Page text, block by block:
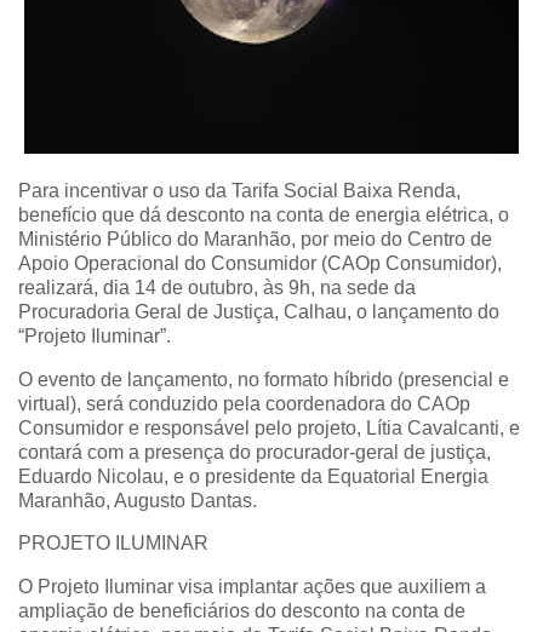
Para incentivar o uso da Tarifa Social Baixa Renda,
benefício que dá desconto na conta de energia elétrica, o
Ministério Público do Maranhão, por meio do Centro de
Apoio Operacional do Consumidor (CAOp Consumidor),
realizará, dia 14 de outubro, às 9h, na sede da
Procuradoria Geral de Justiça, Calhau, o lançamento do
“Projeto Iluminar”.
O evento de lançamento, no formato híbrido (presencial e
virtual), será conduzido pela coordenadora do CAOp
Consumidor e responsável pelo projeto, Lítia Cavalcanti, e
contará com a presença do procurador-geral de justiça,
Eduardo Nicolau, e o presidente da Equatorial Energia
Maranhão, Augusto Dantas.
PROJETO ILUMINAR
O Projeto Iluminar visa implantar ações que auxiliem a
ampliação de beneficiários do desconto na conta de